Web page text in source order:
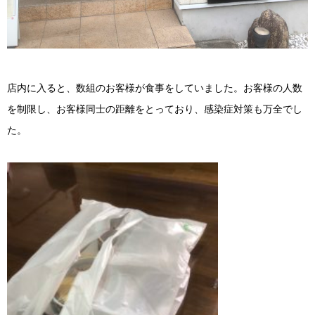
店内に入ると、数組のお客様が食事をしていました。お客様の人数
を制限し、お客様同士の距離をとっており、感染症対策も万全でし
た。